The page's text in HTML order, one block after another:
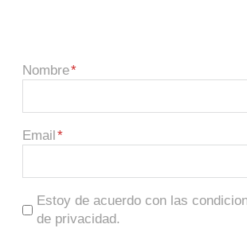
Nombre
Email
Estoy de acuerdo con las
de privacidad.